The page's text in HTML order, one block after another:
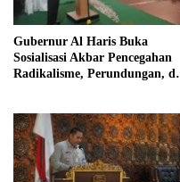
Gubernur Al Haris Buka
Sosialisasi Akbar Pencegahan
Radikalisme, Perundungan,